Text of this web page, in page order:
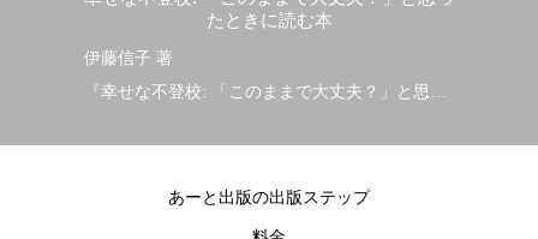
たときに読む本
伊藤信子 著
『幸せな不登校: 「このままで大丈夫？」と思っ
あーと出版の出版ステップ